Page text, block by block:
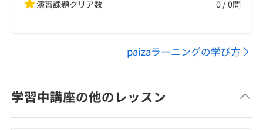
演習課題クリア数
0/0問
paizaラーニングの学び方
学習中講座の他のレッスン